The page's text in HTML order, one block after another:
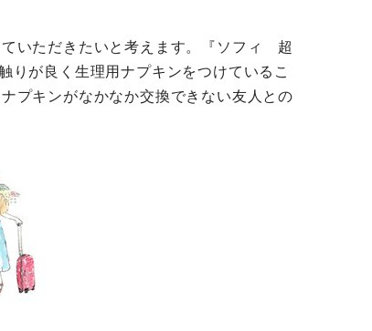
いただきたいと考えます。『ソフィ 超
りが良く生理用ナプキンをつけているこ
プキンがなかなか交換できない友人との